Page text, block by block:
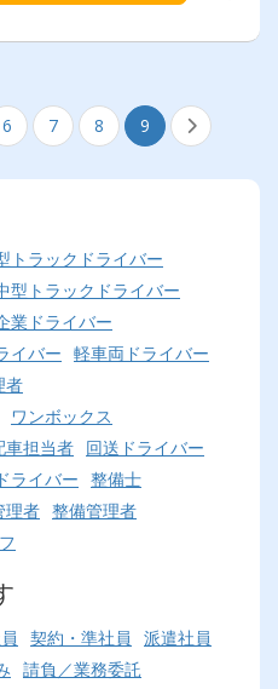
6 7 8 9
トラックドライバー
型トラックドライバー
業ドライバー
イバー 軽車両ドライバー
者
ワンボックス
車担当者 回送ドライバー
ライバー 整備士
理者 整備管理者
契約・準社員
派遣社員
請負／業務委託